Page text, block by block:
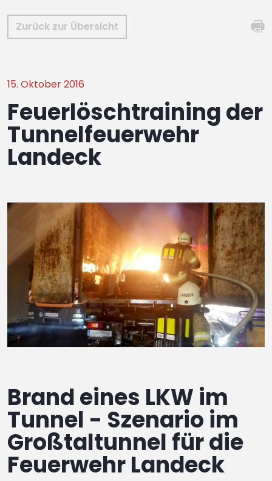
Zurück zur Übersicht
15. Oktober 2016
Feuerlöschtraining der
Tunnelfeuerwehr
Landeck
Brand eines LKW im
Tunnel - Szenario im
Großtaltunnel für die
Feuerwehr Landeck